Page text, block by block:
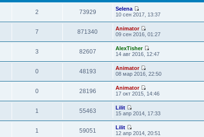
2 73929
Selena
10 сен 2017, 13:37
7 871340
Animator
09 сен 2016, 01:27
3 82607
AlexTisher
14 авг 2016, 12:47
0 48193
Animator
08 мар 2016, 22:50
0 28196
Animator
17 окт 2015, 14:46
1 55463
Lilit
15 апр 2014, 17:33
1 59051
Lilit
12 апр 2014, 20:51